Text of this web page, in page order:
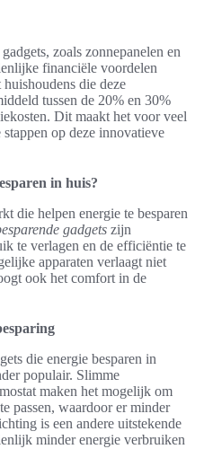
zoals zonnepanelen en
financiële voordelen
die deze
tussen de 20% en 30%
Dit maakt het voor veel
op deze innovatieve
in huis?
die helpen energie te besparen
gadgets zijn
te verlagen en de efficiëntie te
apparaten verlaagt niet
ook het comfort in de
die energie besparen in
populair. Slimme
maken het mogelijk om
passen, waardoor er minder
is een andere uitstekende
minder energie verbruiken